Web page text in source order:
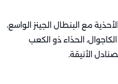
مع البنطال الجينز الواسع،
الكاجوال، الحذاء ذو الكعب
الأنيقة.